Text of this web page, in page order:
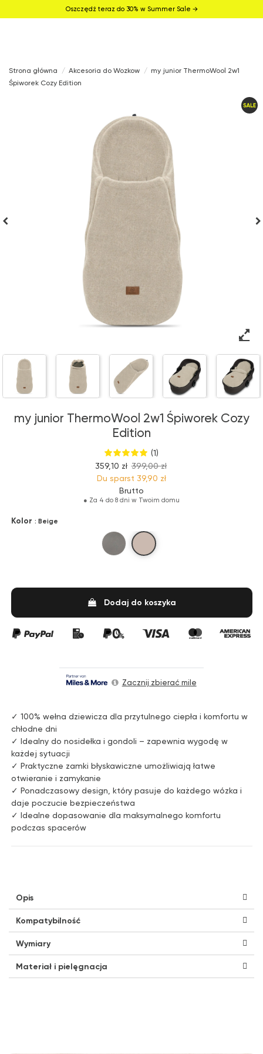
Oszczędź teraz do 30% w Summer Sale →
Strona główna Akcesoria do Wozkow
my junior ThermoWool 2w1
Śpiworek Cozy Edition
my junior ThermoWool 2w1 Śpiworek Cozy
Edition
(1)
359,10 zł 399,00 zł
Du sparst 39,90 zł
Brutto
● Za 4 do 8 dni w Twoim domu
Kolor : Beige
Grey Beige
Dodaj do koszyka
Zacznij zbierać mile
✓ 100% wełna dziewicza dla przytulnego ciepła i komfortu w
chłodne dni
✓ Idealny do nosidełka i gondoli – zapewnia wygodę w
każdej sytuacji
✓ Praktyczne zamki błyskawiczne umożliwiają łatwe
otwieranie i zamykanie
✓ Ponadczasowy design, który pasuje do każdego wózka i
daje poczucie bezpieczeństwa
✓ Idealne dopasowanie dla maksymalnego komfortu
podczas spacerów
Opis
Kompatybilność
Wymiary
Materiał i pielęgnacja